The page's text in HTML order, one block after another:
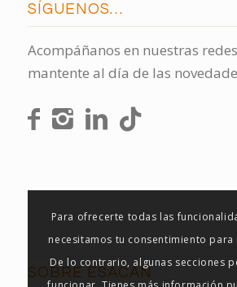
SÍGUENOS…
Acompáñanos en nuestras
mantente al día de las
SOBRE ESACAN
Para ofrecerte todas las
necesitamos tu consentimiento
De lo contrario, algunas secciones